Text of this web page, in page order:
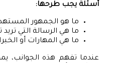
أسئلة يجب طرحها:
ما هو الجمهور
ما هي الرسالة التي
ما هي المهارات أو
عندما تفهم هذه الجوانب،